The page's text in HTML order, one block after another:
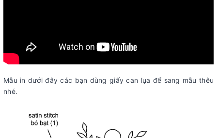
Mẫu in dưới đây các bạn dùng giấy can lụa để sang mẫu thêu
nhé.